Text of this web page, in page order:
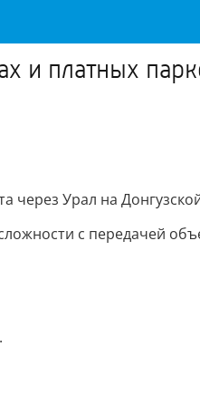
и платных
Урал на
с передачей